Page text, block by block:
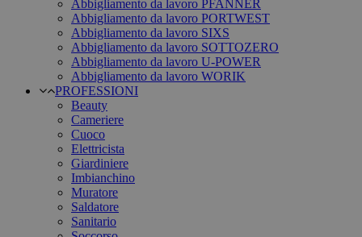
Abbigliamento da lavoro PFANNER
Abbigliamento da lavoro PORTWEST
Abbigliamento da lavoro SIXS
Abbigliamento da lavoro SOTTOZERO
Abbigliamento da lavoro U-POWER
Abbigliamento da lavoro WORIK
PROFESSIONI
Beauty
Cameriere
Cuoco
Elettricista
Giardiniere
Imbianchino
Muratore
Saldatore
Sanitario